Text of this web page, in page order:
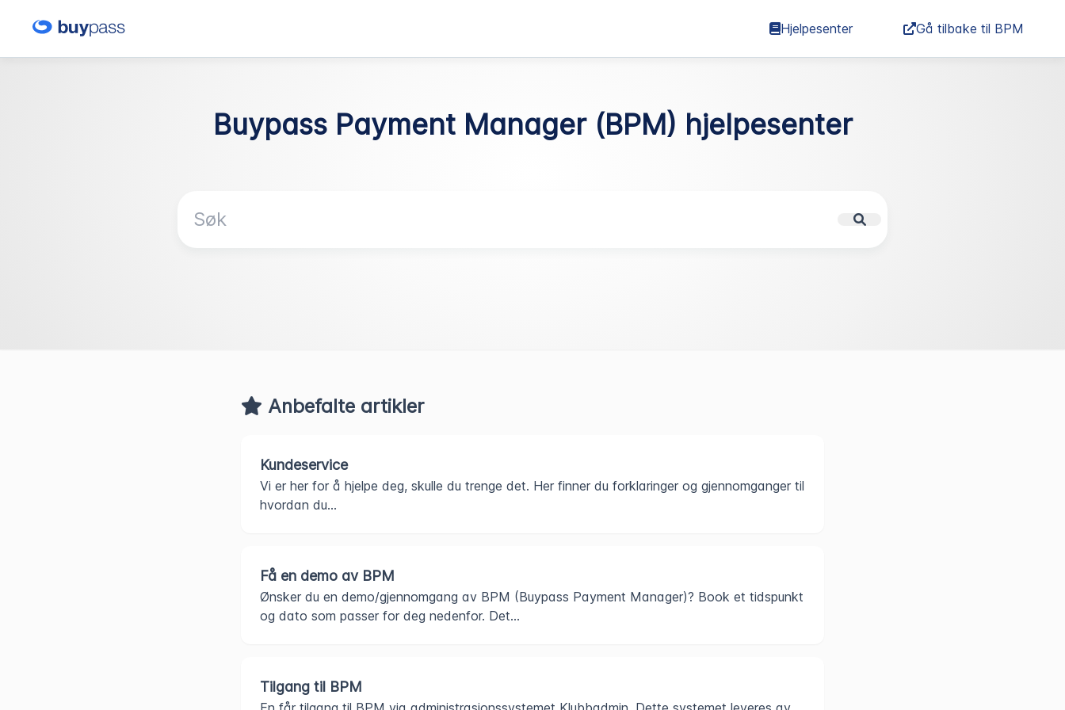
Hjelpesenter Gå tilbake til BPM
Buypass Payment Manager (BPM) hjelpesenter
Anbefalte artikler
Kundeservice
Vi er her for å hjelpe deg, skulle du trenge det. Her finner du forklaringer og gjennomganger til
hvordan du...
Få en demo av BPM
Ønsker du en demo/gjennomgang av BPM (Buypass Payment Manager)? Book et tidspunkt
og dato som passer for deg nedenfor. Det...
Tilgang til BPM